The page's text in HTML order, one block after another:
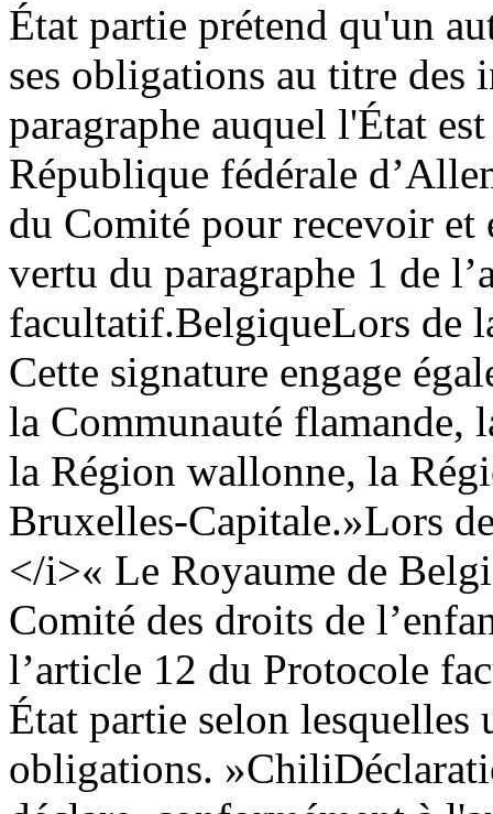
État partie prétend qu'un
ses obligations au titre des
paragraphe auquel l'État
République fédérale
du Comité pour recevoir et
vertu du paragraphe 1 de
facultatif.BelgiqueLors de
Cette signature engage
la Communauté flamande,
la Région wallonne, la
Bruxelles-Capitale.»Lors
</i>« Le Royaume de
Comité des droits de
l’article 12 du Protocole
État partie selon lesquelles
obligations. »Chili